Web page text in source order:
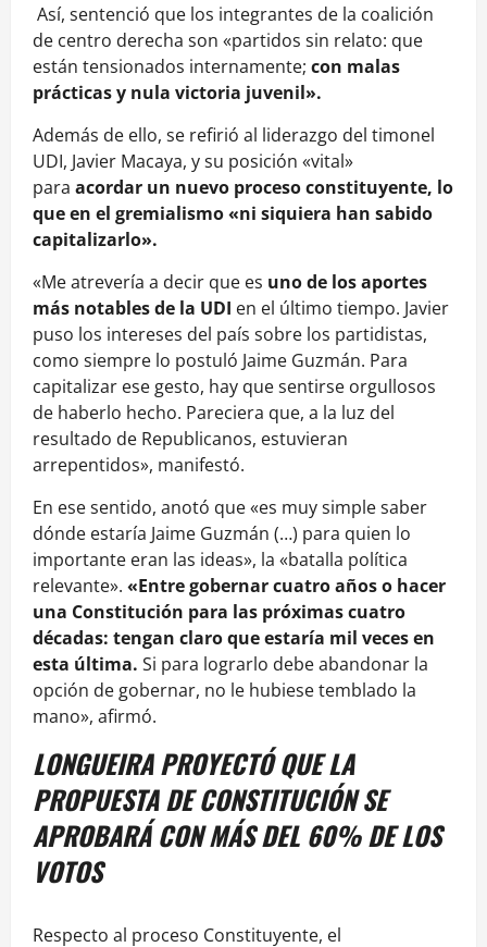
Así, sentenció que los integrantes de la coalición
de centro derecha son «partidos sin relato: que
están tensionados internamente; con malas
prácticas y nula victoria juvenil».
Además de ello, se refirió al liderazgo del timonel
UDI, Javier Macaya, y su posición «vital»
para acordar un nuevo proceso constituyente, lo
que en el gremialismo «ni siquiera han sabido
capitalizarlo».
«Me atrevería a decir que es uno de los aportes
más notables de la UDI en el último tiempo. Javier
puso los intereses del país sobre los partidistas,
como siempre lo postuló Jaime Guzmán. Para
capitalizar ese gesto, hay que sentirse orgullosos
de haberlo hecho. Pareciera que, a la luz del
resultado de Republicanos, estuvieran
arrepentidos», manifestó.
En ese sentido, anotó que «es muy simple saber
dónde estaría Jaime Guzmán (…) para quien lo
importante eran las ideas», la «batalla política
relevante». «Entre gobernar cuatro años o hacer
una Constitución para las próximas cuatro
décadas: tengan claro que estaría mil veces en
esta última. Si para lograrlo debe abandonar la
opción de gobernar, no le hubiese temblado la
mano», afirmó.
LONGUEIRA PROYECTÓ QUE LA
PROPUESTA DE CONSTITUCIÓN SE
APROBARÁ CON MÁS DEL 60% DE LOS
VOTOS
Respecto al proceso Constituyente, el